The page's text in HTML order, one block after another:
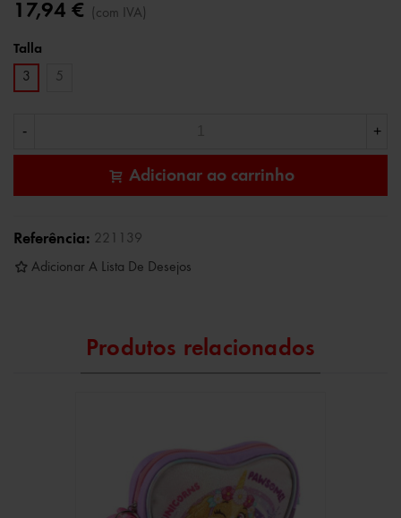
17,94 € (com IVA)
Talla
3
5
- +
Adicionar ao carrinho
Referência: 221139
Adicionar A Lista De Desejos
Produtos relacionados